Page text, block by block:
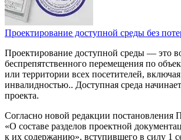
Проектирование доступной среды без
Проектирование доступной среды — это
беспрепятственного перемещения по
или территории всех посетителей,
инвалидностью.. Доступная среда
проекта.
Согласно новой редакции постановления
«О составе разделов проектной
к их содержанию», вступившего в силу 1